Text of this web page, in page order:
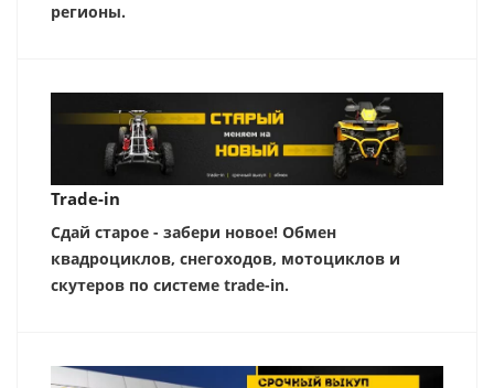
регионы.
Trade-in
Сдай старое - забери новое! Обмен
квадроциклов, снегоходов, мотоциклов и
скутеров по системе trade-in.